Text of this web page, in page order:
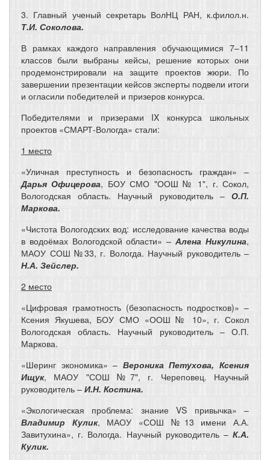
3. Главный ученый секретарь ВолНЦ РАН, к.филол.н.
Т.И. Соколова.
В рамках каждого направления обучающимися 7–11
классов были выбраны кейсы, решение которых они
продемонстрировали на защите проектов жюри. По
завершении презентации кейсов эксперты подвели итоги
и огласили победителей и призеров конкурса.
Победителями и призерами IX конкурса школьных
проектов «СМАРТ-Вологда» стали:
1 место
«Уличная преступность и безопасность граждан» –
Дарья Офицерова, БОУ СМО "ООШ № 1", г. Сокол,
Вологодская область. Научный руководитель – О.П.
Маркова.
«Чистота Вологодских вод: исследование качества воды
в водоёмах Вологодской области» –Алена Никулина,
МАОУ СОШ №33, г. Вологда. Научный руководитель –
Н.А. Зейслер.
2 место
«Цифровая грамотность (безопасность подростков)» –
Ксения Якушева, БОУ СМО «ООШ № 10», г. Сокол
Вологодская область. Научный руководитель – О.П.
Маркова.
«Шеринг экономика» – Вероника Петухова, Ксения
Ищук, МАОУ "СОШ №7", г. Череповец. Научный
руководитель – И.Н. Костина.
«Экологическая проблема: знание VS привычка» –
Владимир Кулик, МАОУ «СОШ №13 имени А.А.
Завитухина», г. Вологда. Научный руководитель – К.А.
Кулик.